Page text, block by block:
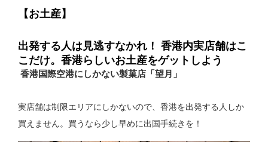
【お土産】
出発する人は見逃すなかれ！ 香港内実店舗はこ
こだけ。香港らしいお土産をゲットしよう
香港国際空港にしかない製菓店「望月」
実店舗は制限エリアにしかないので、香港を出発する人しか
買えません。買うなら少し早めに出国手続きを！